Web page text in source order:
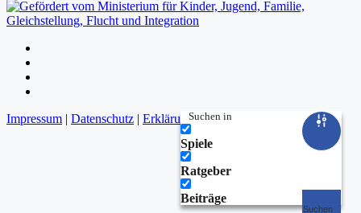
Suchen
Suchen in
Spiele
Ratgeber
Beiträge
Impressum | Datenschutz | Erklärung zur Barrierefreiheit